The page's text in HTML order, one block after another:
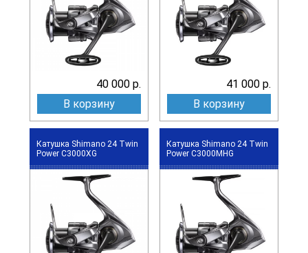
40 000 р.
В корзину
41 000 р.
В корзину
Катушка Shimano 24 Twin
Power C3000XG
Катушка Shimano 24 Twin
Power C3000MHG